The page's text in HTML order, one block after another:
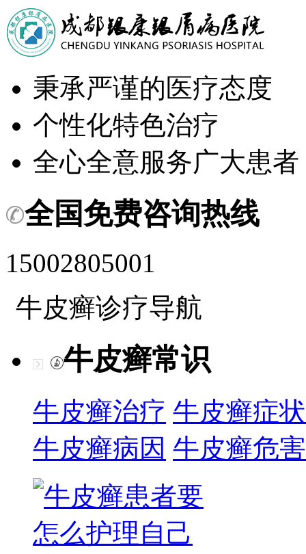
秉承严谨的医疗态度
个性化特色治疗
全心全意服务广大患者
全国免费咨询热线
15002805001
牛皮癣诊疗导航
牛皮癣常识
牛皮癣治疗 牛皮癣症状
牛皮癣病因 牛皮癣危害